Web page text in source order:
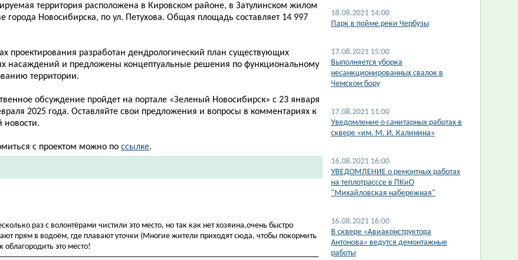
территория расположена в Кировском районе, в Затулинском жилом
города Новосибирска, по ул. Петухова. Общая площадь составляет 14 997
проектирования разработан дендрологический план существующих
насаждений и предложены концептуальные решения по функциональному
территории.
обсуждение пройдет на портале «Зеленый Новосибирск» с 23 января
2025 года. Оставляйте свои предложения и вопросы в комментариях к
новости.
с проектом можно по ссылке.
раз с волонтёрами чистили это место, но так как нет хозяина,очень быстро
прям в водоём, где плавают уточки (Многие жители приходят сюда, чтобы покормить
это место!
18.08.2021 14:00
Парк в пойме реки Чербузы
17.08.2021 15:00
Выполняется уборка
несанкционированных свалок в
Чемском бору
17.08.2021 11:00
Уведомление о санитарных работах в
сквере «им. М. И. Калинина»
16.08.2021 16:00
УВЕДОМЛЕНИЕ о ремонтных работах
на теплотрасссе в ПКиО
"Михайловская набережная"
16.08.2021 16:00
В сквере «Авиаконструктора
Антонова» ведутся демонтажные
работы